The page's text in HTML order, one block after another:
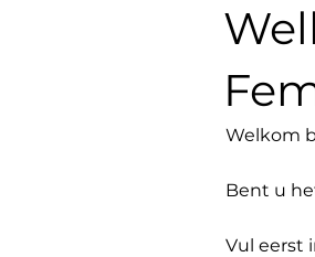
Welkom
Bent u
Vul eerst